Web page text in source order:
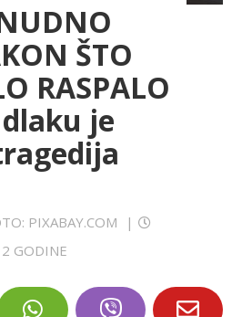
ŠTO
RASPALO
dlaku je
PIXABAY.COM
|
2 GODINE